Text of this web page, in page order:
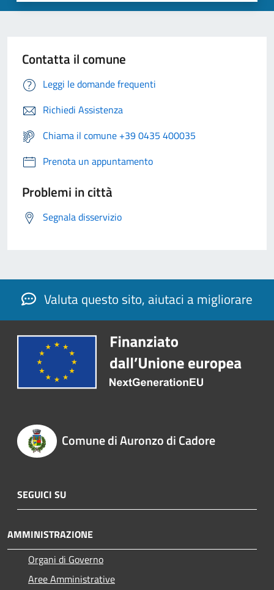
Contatta il comune
Leggi le domande frequenti
Richiedi Assistenza
Chiama il comune +39 0435 400035
Prenota un appuntamento
Problemi in città
Segnala disservizio
Valuta questo sito, aiutaci a migliorare
Comune di Auronzo di Cadore
SEGUICI SU
AMMINISTRAZIONE
Organi di Governo
Aree Amministrative